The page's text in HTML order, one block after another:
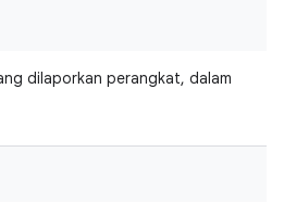
dilaporkan perangkat, dalam